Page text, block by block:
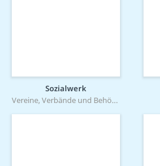
Sozialwerk
Vereine, Verbände und Behörden